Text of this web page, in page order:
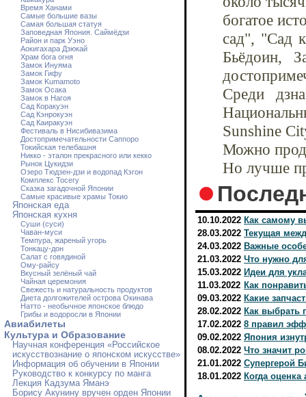
Время Ханами
Самые большие вазы
Самая большая статуя
Заповедная Япония. Саймёдзи
Район и парк Уэно
Аокигахара Дзюкай
Храм бога огня
Замок Инуяма
Замок Гифу
Замок Kumamoto
Замок Осака
Замок в Нагоя
Сад Коракуэн
Сад Кэнрокуэн
Сад Каиракуэн
Фестиваль в Нисибивазима
Достопримечательности Саппоро
Токийская телебашня
Никко - эталон прекрасного или кекко
Рынок Цукидзи
Озеро Тюдзен-дзи и водопад Кэгон
Комплекс Тосегу
Сказка загадочной Японии
Самые красивые храмы Токио
Японская еда
Японская кухня
Суши (суси)
Чаван-муси
Темпура, жареный угорь
Тонкацу-дон
Салат с говядиной
Ому-райсу
Вкусный зелёный чай
Чайная церемония
Свежесть и натуральность продуктов
Диета долгожителей острова Окинава
Натто - необычное японское блюдо
Грибы и водоросли в Японии
Авиабилеты
Культура и Образование
Научная конференция «Российское
искусствознание о японском искусстве»
Информация об обучении в Японии
Руководство к конкурсу по манга
Лекция Кадзума Яманэ
Борису Акунину вручен орден Японии
богатое
сад", "Сад
Бьёдоин,
Среди
Sunshine
Можно
Но лучше
10.10.2022 Как самому
28.03.2022 Текущая
24.03.2022 Важные
21.03.2022 Что нужно
15.03.2022 Идеи для
11.03.2022 Как
09.03.2022 Какие
28.02.2022 Как выбрать
17.02.2022 8 правил
09.02.2022 Япония
08.02.2022 Что значит
21.01.2022 Cупергерой
18.01.2022 Когда